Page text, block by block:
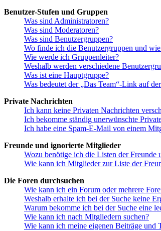
Benutzer-Stufen und Gruppen
Was sind Administratoren?
Was sind Moderatoren?
Was sind Benutzergruppen?
Wo finde ich die Benutzergruppen und
Wie werde ich Gruppenleiter?
Weshalb werden verschiedene
Was ist eine Hauptgruppe?
Was bedeutet der „Das Team“-Link auf
Private Nachrichten
Ich kann keine Privaten Nachrichten
Ich bekomme ständig unerwünschte
Ich habe eine Spam-E-Mail von einem
Freunde und ignorierte Mitglieder
Wozu benötige ich die Listen der Freunde
Wie kann ich Mitglieder zur Liste der
Die Foren durchsuchen
Wie kann ich ein Forum oder mehrere
Weshalb erhalte ich bei der Suche keine
Warum bekomme ich bei der Suche eine
Wie kann ich nach Mitgliedern suchen?
Wie kann ich meine eigenen Beiträge und